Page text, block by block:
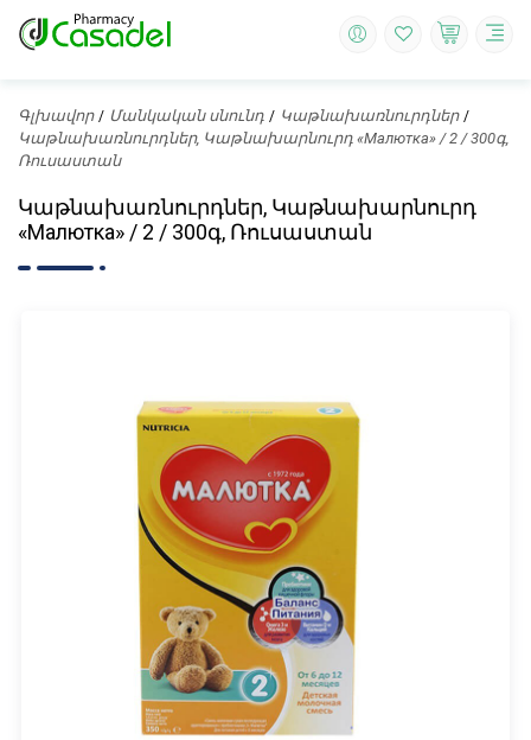
Գլխավոր Մանկական սնունդ
Կաթնախառնուրդներ
Կաթնախառնուրդներ, Կաթնախարնուրդ «Малютка» / 2 / 300գ,
Ռուսաստան
Կաթնախառնուրդներ, Կաթնախարնուրդ
«Малютка» / 2 / 300գ, Ռուսաստան